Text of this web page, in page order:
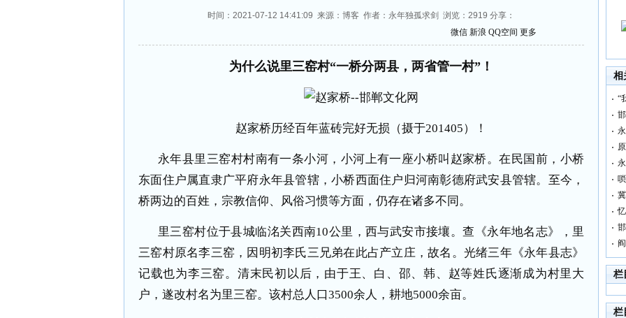
时间：2021-07-12 14:41:09 来源：博客 作者：永年独孤求剑 浏览： 2919 分享：
微信 新浪 QQ空间 更多
为什么说里三窑村“一桥分两县，两省管一村”！
赵家桥历经百年蓝砖完好无损（摄于201405）！
永年县里三窑村村南有一条小河，小河上有一座小桥叫赵家桥。在民国前，小桥
东面住户属直隶广平府永年县管辖，小桥西面住户归河南彰德府武安县管辖。至今，
桥两边的百姓，宗教信仰、风俗习惯等方面，仍存在诸多不同。
里三窑村位于县城临洺关西南10公里，西与武安市接壤。查《永年地名志》，里
三窑村原名李三窑，因明初李氏三兄弟在此占产立庄，故名。光绪三年《永年县志》
记载也为李三窑。清末民初以后，由于王、白、邵、韩、赵等姓氏逐渐成为村里大
户，遂改村名为里三窑。该村总人口3500余人，耕地5000余亩。
相
“
栏
栏